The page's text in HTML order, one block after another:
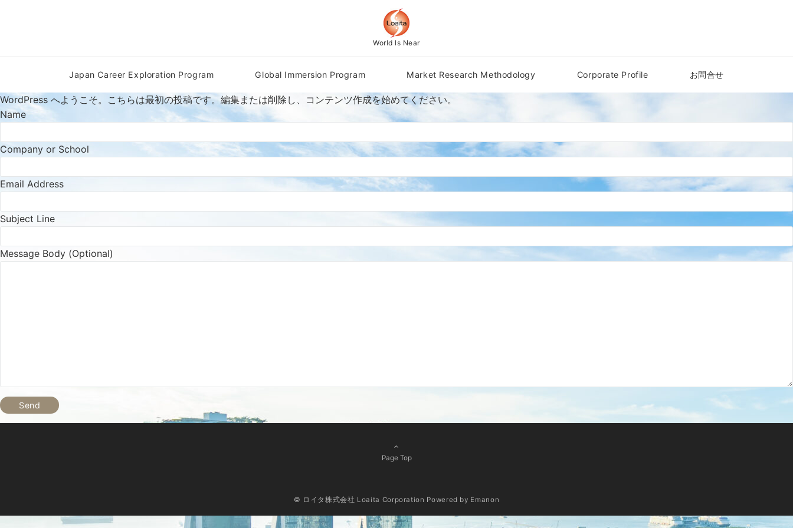
World Is Near
Japan Career Exploration Program Global Immersion Program Market Research Methodology Corporate Profile お問合せ
WordPress へようこそ。こちらは最初の投稿です。編集または削除し、コンテンツ作成を始めてください。
Name
Company or School
Email Address
Subject Line
Message Body (Optional)
Page Top
© ロイタ株式会社 Loaita Corporation Powered by Emanon